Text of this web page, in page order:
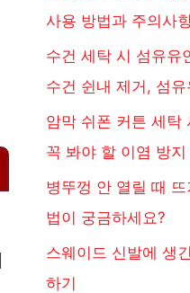
사용 방법과 주의사
수건 세탁 시 섬유유
수건 쉰내 제거, 섬
암막 쉬폰 커튼 세탁
꼭 봐야 할 이염 방지
병뚜껑 안 열릴 때
법이 궁금하세요?
스웨이드 신발에 생
하기